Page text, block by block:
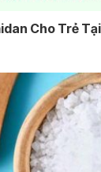
Cho Trẻ